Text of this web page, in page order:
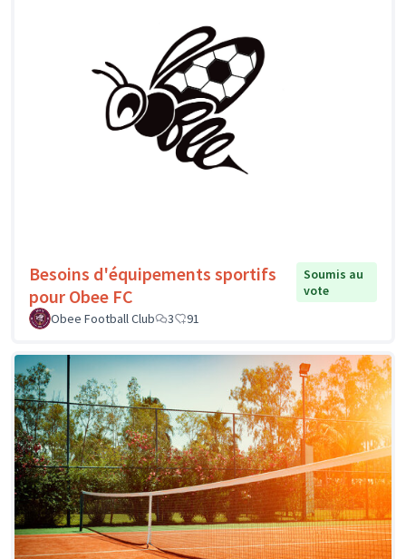
Besoins d'équipements sportifs
pour Obee FC
Soumis au
vote
Obee Football Club
3 91